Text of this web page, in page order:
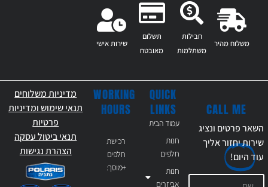
משלוח מהיר
חבילות
משתלמות
תשלום
מאובטח
שירות אישי
QUICK
LINKS
עמוד הבית
חנות
חלפים
חנות
אביזרים
WORKING
HOURS
רכישת
חלפים
+מוסך:
CALL ME
השאר פרטים ונציג
שירות יחזור אליך
עודהיום!
מדיניות משלוחים
תנאי שימוש ומדיניות
פרטיות
תנאי ביטול עסקה
הצהרת נגישות